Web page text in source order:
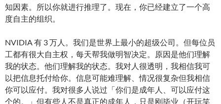
知因素。所以你就进行推理了。现在，你已经建立了一个高
度自主的组织。
NVIDIA 有 3 万人。我们是世界上最小的超级公司。但每位员
工都有很大自主权，每天帮我做明智决定。原因是他们理解
我的状态。他们理解我的状态。我对人很透明，我相信我可
以把信息托付给你。信息可能难理解、情况很复杂但我相信
你可以应付。我对很多人说过「你们是成年人、可以应付这
个的。」但有些人不是真正的成年人，只是刚毕业（开玩笑